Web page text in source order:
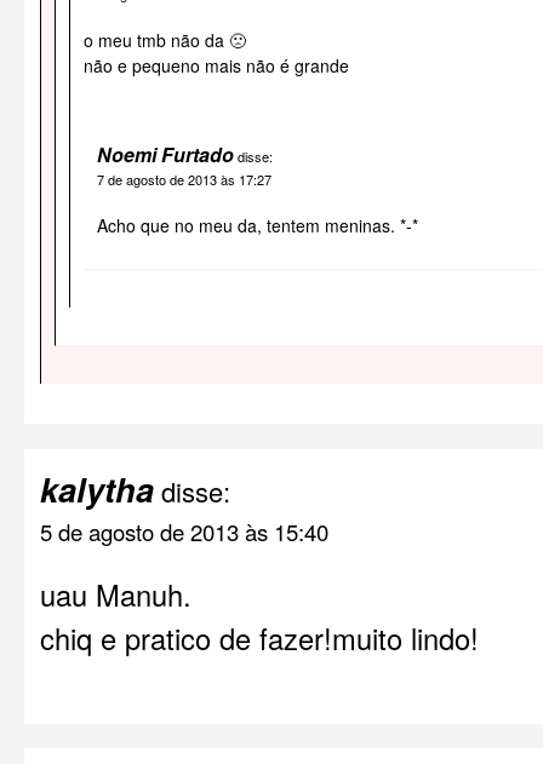
o meu tmb não da 🙁
não e pequeno mais não é grande
Noemi Furtadodisse:
7 de agosto de 2013 às 17:27
Acho que no meu da, tentem meninas. *-*
kalythadisse:
5 de agosto de 2013 às 15:40
uau Manuh.
chiq e pratico de fazer!muito lindo!